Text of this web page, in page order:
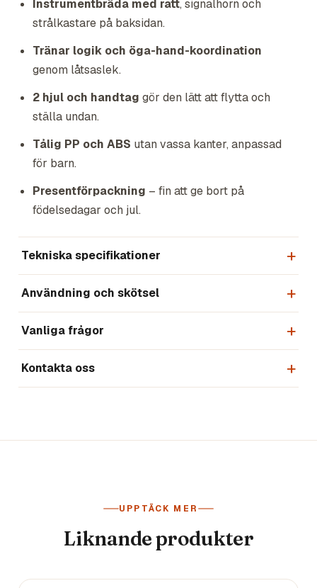
Instrumentbräda med ratt, signalhorn och
strålkastare på baksidan.
Tränar logik och öga-hand-koordination
genom låtsaslek.
2 hjul och handtag gör den lätt att flytta och
ställa undan.
Tålig PP och ABS utan vassa kanter, anpassad
för barn.
Presentförpackning – fin att ge bort på
födelsedagar och jul.
Tekniska specifikationer
Användning och skötsel
Vanliga frågor
Kontakta oss
UPPTÄCK MER
Liknande produkter